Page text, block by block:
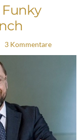
Funky
3 Kommentare